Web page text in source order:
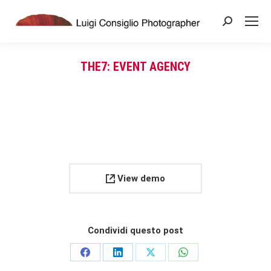
Search:
THE7: EVENT AGENCY
View demo
Condividi questo post
Share
Share
Share
Share